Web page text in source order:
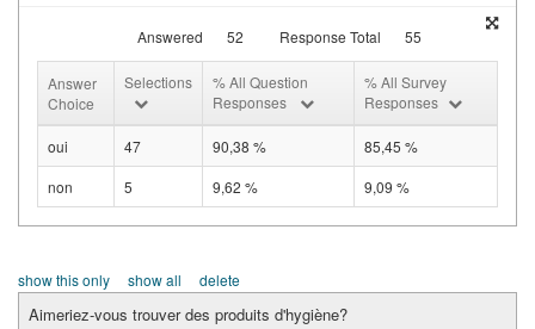
Answered 52 Response Total 55
Answer
Choice
Selections
% All Question
Responses
% All Survey
Responses
oui 47 90,38 %
85,45 %
non
5 9,62 % 9,09 %
show this only show all delete
Aimeriez-vous trouver des produits d'hygiène?